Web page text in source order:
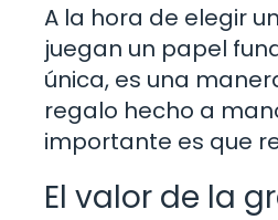
A la hora de elegir
juegan un papel
única, es una
regalo hecho a
importante es que
El valor de la